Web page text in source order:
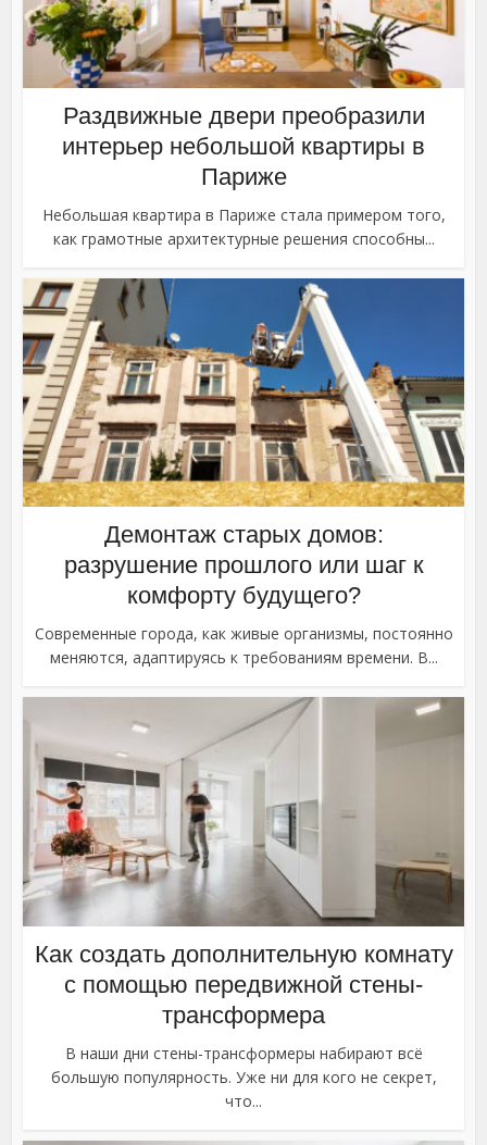
Раздвижные двери преобразили
интерьер небольшой квартиры в
Париже
Небольшая квартира в Париже стала примером того,
как грамотные архитектурные решения способны...
Демонтаж старых домов:
разрушение прошлого или шаг к
комфорту будущего?
Современные города, как живые организмы, постоянно
меняются, адаптируясь к требованиям времени. В...
Как создать дополнительную комнату
с помощью передвижной стены-
трансформера
В наши дни стены-трансформеры набирают всё
большую популярность. Уже ни для кого не секрет,
что...